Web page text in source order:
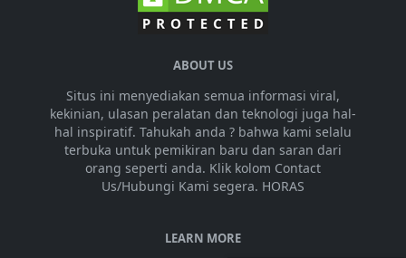
ABOUT US
Situs ini menyediakan semua informasi viral,
kekinian, ulasan peralatan dan teknologi juga hal-
hal inspiratif. Tahukah anda ? bahwa kami selalu
terbuka untuk pemikiran baru dan saran dari
orang seperti anda. Klik kolom Contact
Us/Hubungi Kami segera. HORAS
LEARN MORE